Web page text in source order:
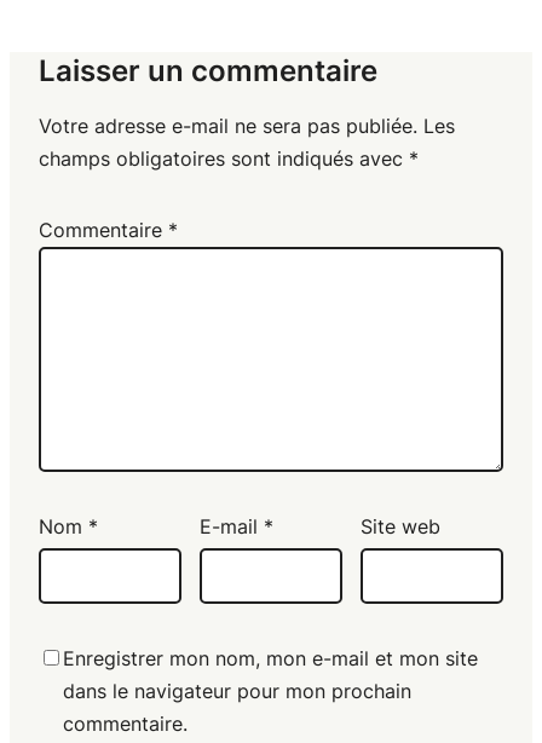
Laisser un commentaire
Votre adresse e-mail ne sera pas publiée. Les
champs obligatoires sont indiqués avec *
Commentaire *
Nom * E-mail * Site web
Enregistrer mon nom, mon e-mail et mon site
dans le navigateur pour mon prochain
commentaire.